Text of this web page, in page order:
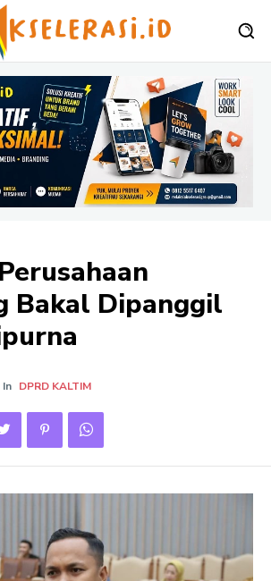
Bakal Dipanggil
In DPRD KALTIM